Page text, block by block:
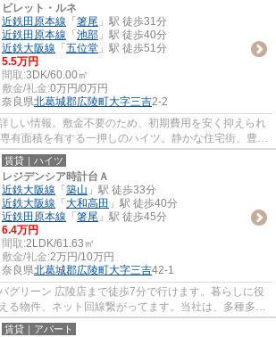
ビレット・ルネ
近鉄田原本線 「 箸尾 」駅 徒歩31分
近鉄田原本線 「 池部 」駅 徒歩40分
近鉄大阪線 「 五位堂 」駅 徒歩51分
5.5万円
間取:3DK/60.00㎡
敷金/礼金:0万円/0万円
奈良県北葛城郡広陵町大字三吉2-2
しい情報。敷金不要のため、初期費用を安く抑えられ
有面積を有する一押しのハイツ。静かな住宅街、豊か
はこだわりたい。そん...
賃貸｜ハイツ
レジデンシア時計台Ａ
近鉄大阪線 「 築山 」駅 徒歩33分
近鉄大阪線 「 大和高田 」駅 徒歩40分
近鉄田原本線 「 箸尾 」駅 徒歩45分
6.4万円
間取:2LDK/61.63㎡
敷金/礼金:2万円/10万円
奈良県北葛城郡広陵町大字三吉42-1
グリーン 広陵店まで徒歩7分で行けます。暮らしに役
る物件、ネット回線繋がってます。当社は、多種多様
っております。スタッ...
賃貸｜アパート